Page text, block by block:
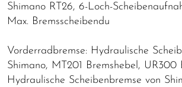
Shimano RT26, 6-Loch-
Max. Bremsscheibendu
Vorderradbremse: Hydraulische
Shimano, MT201 Bremshebel,
Hydraulische Scheibenbremse von